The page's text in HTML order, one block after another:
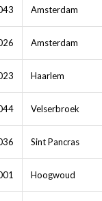
Amsterdam
Amsterdam
Haarlem
Velserbroek
Sint Pancras
Hoogwoud